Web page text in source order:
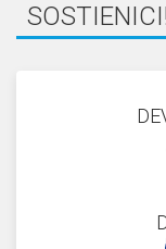
SOSTIENICI!